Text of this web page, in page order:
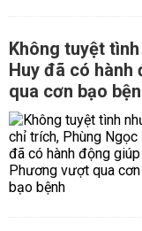
Không tuyệt
Huy đã có
qua cơn bạo